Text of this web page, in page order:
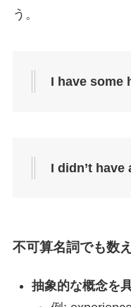
う。
I have some
I didn’t have
不可算名詞でも数
抽象的な概念を